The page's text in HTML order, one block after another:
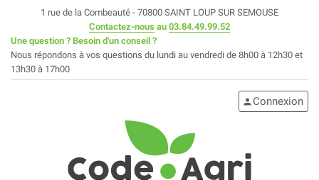
1 rue de la Combeauté - 70800 SAINT LOUP SUR SEMOUSE
Contactez-nous au 03.84.49.99.52
Une question ? Besoin d'un conseil ?
Nous répondons à vos questions du lundi au vendredi de 8h00 à 12h30 et
13h30 à 17h00
person Connexion